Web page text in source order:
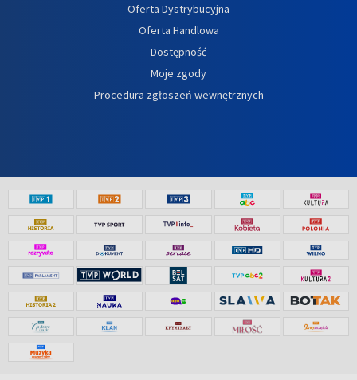
Oferta Dystrybucyjna
Oferta Handlowa
Dostępność
Moje zgody
Procedura zgłoszeń wewnętrznych